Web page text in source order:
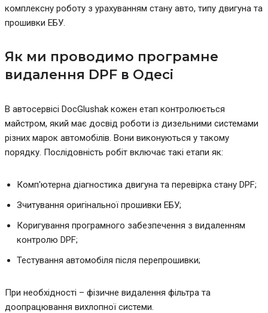
комплексну роботу з урахуванням стану авто, типу двигуна та
прошивки ЕБУ.
Як ми проводимо програмне
видалення DPF в Одесі
В автосервісі DocGlushak кожен етап контролюється
майстром, який має досвід роботи із дизельними системами
різних марок автомобілів. Вони виконуються у такому
порядку. Послідовність робіт включає такі етапи як:
Комп'ютерна діагностика двигуна та перевірка стану DPF;
Зчитування оригінальної прошивки ЕБУ;
Коригування програмного забезпечення з видаленням
контролю DPF;
Тестування автомобіля після перепрошивки;
При необхідності – фізичне видалення фільтра та
доопрацювання вихлопної системи.